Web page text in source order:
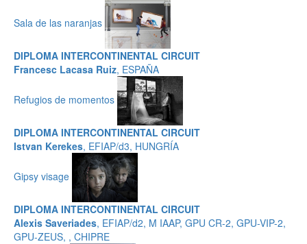
Sala de las naranjas
DIPLOMA INTERCONTINENTAL CIRCUIT
Francesc Lacasa Ruiz, ESPAÑA
Refugios de momentos
DIPLOMA INTERCONTINENTAL CIRCUIT
Istvan Kerekes, EFIAP/d3, HUNGRÍA
Gipsy visage
DIPLOMA INTERCONTINENTAL CIRCUIT
Alexis Saveriades, EFIAP/d2, M IAAP, GPU CR-2, GPU-VIP-2,
GPU-ZEUS, , CHIPRE